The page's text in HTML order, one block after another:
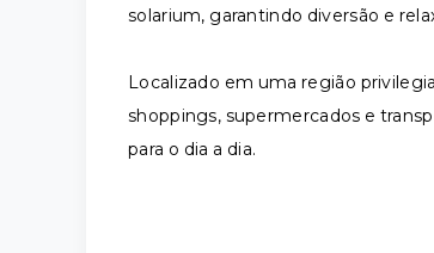
solarium, garantindo diversão e
Localizado em uma região
shoppings, supermercados e
para o dia a dia.